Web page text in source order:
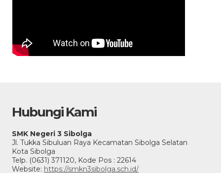
Hubungi Kami
SMK Negeri 3 Sibolga
Jl. Tukka Sibuluan Raya Kecamatan Sibolga Selatan
Kota Sibolga
Telp. (0631) 371120, Kode Pos : 22614
Website: https://smkn3sibolga.sch.id/